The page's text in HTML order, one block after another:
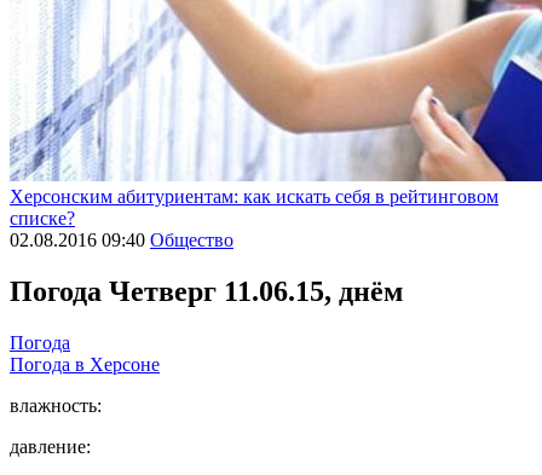
Херсонским абитуриентам: как искать себя в рейтинговом
списке?
02.08.2016 09:40 Общество
Погода Четверг 11.06.15, днём
Погода
Погода в Херсоне
влажность:
давление: